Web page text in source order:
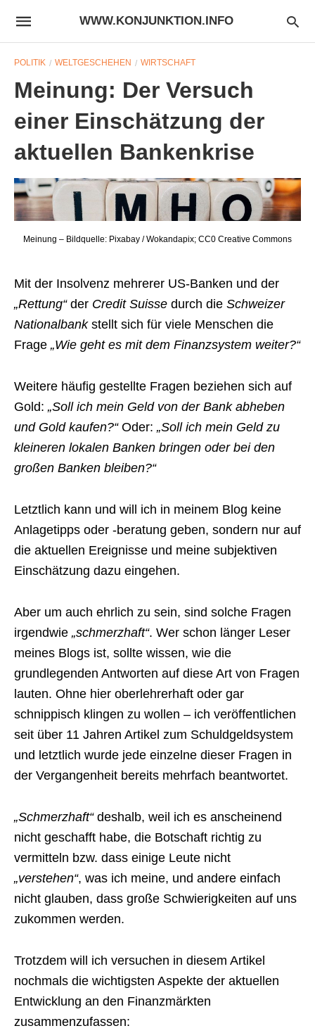
WWW.KONJUNKTION.INFO
POLITIK WELTGESCHEHEN WIRTSCHAFT
Meinung: Der Versuch
einer Einschätzung der
aktuellen Bankenkrise
Meinung – Bildquelle: Pixabay / Wokandapix; CC0 Creative Commons
Mit der Insolvenz mehrerer US-Banken und der
„Rettung“der Credit Suisse durch die Schweizer
Nationalbankstellt sich für viele Menschen die
Frage „Wie geht es mit dem Finanzsystem weiter?“
Weitere häufig gestellte Fragen beziehen sich auf
Gold: „Soll ich mein Geld von der Bank abheben
und Gold kaufen?“Oder: „Soll ich mein Geld zu
kleineren lokalen Banken bringen oder bei den
großen Banken bleiben?“
Letztlich kann und will ich in meinem Blog keine
Anlagetipps oder -beratung geben, sondern nur auf
die aktuellen Ereignisse und meine subjektiven
Einschätzung dazu eingehen.
Aber um auch ehrlich zu sein, sind solche Fragen
irgendwie „schmerzhaft“. Wer schon länger Leser
meines Blogs ist, sollte wissen, wie die
grundlegenden Antworten auf diese Art von Fragen
lauten. Ohne hier oberlehrerhaft oder gar
schnippisch klingen zu wollen – ich veröffentlichen
seit über 11 Jahren Artikel zum Schuldgeldsystem
und letztlich wurde jede einzelne dieser Fragen in
der Vergangenheit bereits mehrfach beantwortet.
„Schmerzhaft“deshalb, weil ich es anscheinend
nicht geschafft habe, die Botschaft richtig zu
vermitteln bzw. dass einige Leute nicht
„verstehen“, was ich meine, und andere einfach
nicht glauben, dass große Schwierigkeiten auf uns
zukommen werden.
Trotzdem will ich versuchen in diesem Artikel
nochmals die wichtigsten Aspekte der aktuellen
Entwicklung an den Finanzmärkten
zusammenzufassen: